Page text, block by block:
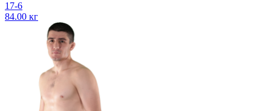
17-6
84.00 кг